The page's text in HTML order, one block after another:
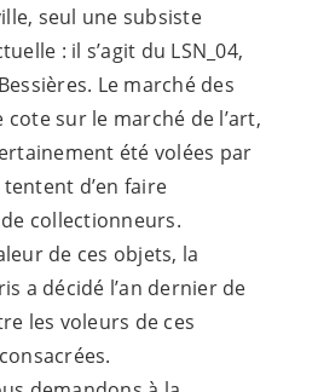
seul une subsiste
: il s’agit du LSN_04,
Le marché des
sur le marché de l’art,
été volées par
d’en faire
collectionneurs.
de ces objets, la
a décidé l’an dernier de
les voleurs de ces